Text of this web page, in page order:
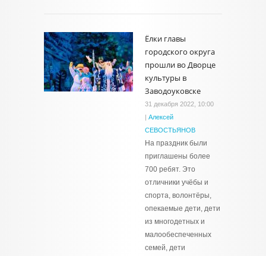
Ёлки главы
городского округа
прошли во Дворце
культуры в
Заводоуковске
31 декабря 2022, 10:00
| Алексей
СЕВОСТЬЯНОВ
На праздник были
приглашены более
700 ребят. Это
отличники учёбы и
спорта, волонтёры,
опекаемые дети, дети
из многодетных и
малообеспеченных
семей, дети